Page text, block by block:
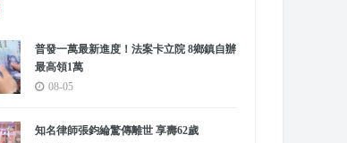
普發一萬最新進度！法案卡立院 8鄉鎮自辦
最高領1萬
08-05
知名律師張鈞綸驚傳離世 享壽62歲